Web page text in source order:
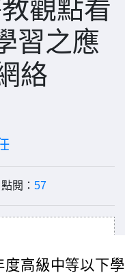
觀點看
習之應
絡
閱： 57
度高級中等以下